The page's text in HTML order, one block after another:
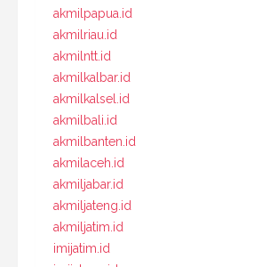
akmilpapua.id
akmilriau.id
akmilntt.id
akmilkalbar.id
akmilkalsel.id
akmilbali.id
akmilbanten.id
akmilaceh.id
akmiljabar.id
akmiljateng.id
akmiljatim.id
imijatim.id